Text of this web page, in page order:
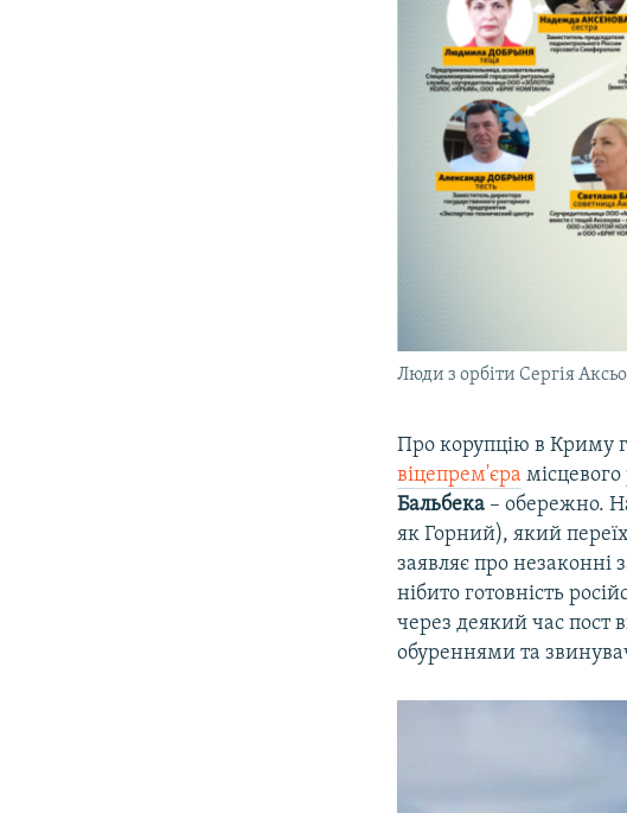
Люди з орбіти Сергія
Про корупцію в Криму
віцепрем'єра
Бальбека – обережно.
як Горний), який
заявляє про незаконні
нібито готовність
через деякий час
обуреннями та